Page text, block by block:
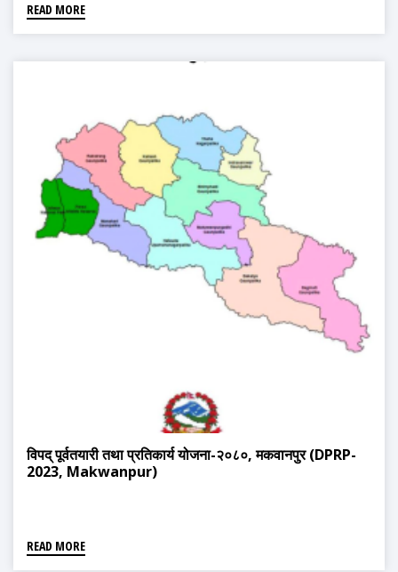
READ MORE
विपद् पूर्वतयारी तथा प्रतिकार्य योजना-२०८०, मकवानपुर (DPRP-
2023, Makwanpur)
READ MORE